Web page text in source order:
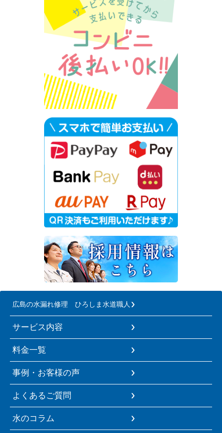
広島の水漏れ修理 ひろしま水道職人
サービス内容
料金一覧
事例・お客様の声
よくあるご質問
水のコラム